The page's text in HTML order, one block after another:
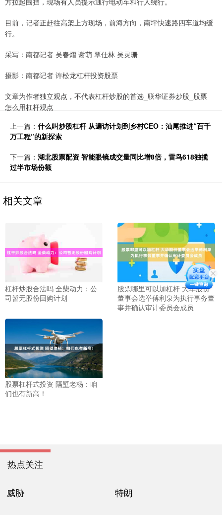
目前，记者正赶往高架上方现场，前海方向，南坪快速路四车道均缓
行。
采写：南都记者 吴春熠 谢萌 覃仕林 吴灵珊
摄影：南都记者 许松龙杠杆投资股票
文章为作者独立观点，不代表杠杆炒股的首选_联华证券炒股_股票
怎么用杠杆观点
上一篇： 什么叫炒股杠杆 从遍访计划到乡村CEO：汕尾推进“百千
万工程”的新探索
下一篇： 湖北股票配资 智能眼镜成交量同比增8倍，雷鸟618独揽
过半市场份额
相关文章
杠杆炒股合法吗 全柴动力：公
司暂无股份回购计划
股票哪里可以加杠杆 大华股份
董事会选举傅利泉为执行事务董
事并确认审计委员会成员
股票杠杆式投资 隔壁老杨：咱
们也有新高！
热点关注
威胁 特朗